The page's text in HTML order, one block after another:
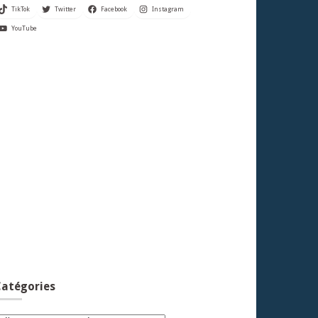
TikTok Twitter Facebook Instagram
YouTube